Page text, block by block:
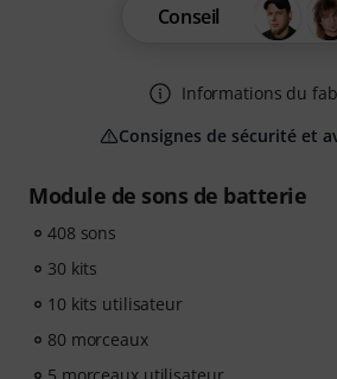
Module de sons de batterie
408 sons
30 kits
10 kits utilisateur
80 morceaux
Conseil
Informations du
Consignes de sécurité et